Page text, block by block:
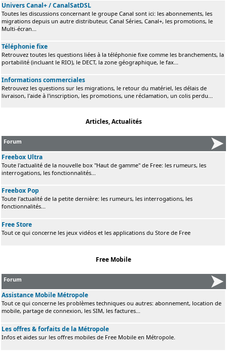
Univers Canal+ / CanalSatDSL
Toutes les discussions concernant le groupe Canal sont ici: les abonnements, les
migrations depuis un autre distributeur, Canal Séries, Canal+, les promotions, le
Multi-écran...
Téléphonie fixe
Retrouvez toutes les questions liées à la téléphonie fixe comme les branchements, la
portabilité (incluant le RIO), le DECT, la zone géographique, le fax...
Informations commerciales
Retrouvez les questions sur les migrations, le retour du matériel, les délais de
livraison, l'aide à l'inscription, les promotions, une réclamation, un colis perdu...
Articles, Actualités
Forum
Freebox Ultra
Toute l'actualité de la nouvelle box "Haut de gamme" de Free: les rumeurs, les
interrogations, les fonctionnalités...
Freebox Pop
Toute l'actualité de la petite dernière: les rumeurs, les interrogations, les
fonctionnalités...
Free Store
Tout ce qui concerne les jeux vidéos et les applications du Store de Free
Free Mobile
Forum
Assistance Mobile Métropole
Tout ce qui concerne les problèmes techniques ou autres: abonnement, location de
mobile, partage de connexion, les SIM, les factures...
Les offres & forfaits de la Métropole
Infos et aides sur les offres mobiles de Free Mobile en Métropole.